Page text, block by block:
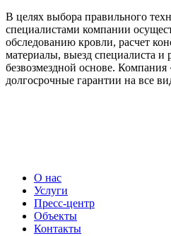
В целях выбора правильного
специалистами компании
обследованию кровли, расчет
материалы, выезд специалиста и
безвозмездной основе.
долгосрочные гарантии на все
О нас
Услуги
Пресс-центр
Объекты
Контакты